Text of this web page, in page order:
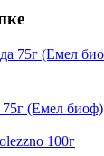
(Емел биоф)